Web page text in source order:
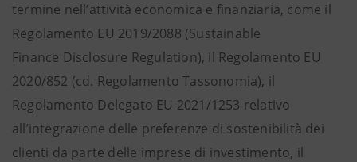
termine nell’attività economica e finanziaria, come il
Regolamento EU 2019/2088 (Sustainable
Finance Disclosure Regulation), il Regolamento EU
2020/852 (cd. Regolamento Tassonomia), il
Regolamento Delegato EU 2021/1253 relativo
all’integrazione delle preferenze di sostenibilità dei
clienti da parte delle imprese di investimento, il